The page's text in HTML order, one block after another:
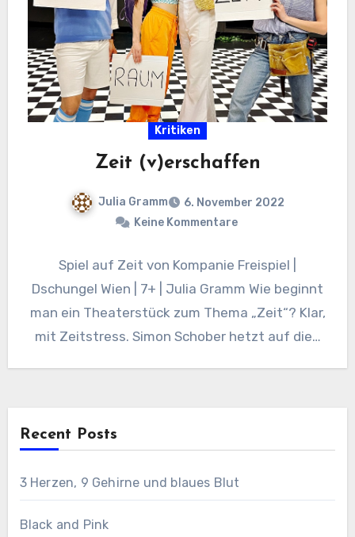
Kritiken
Zeit (v)erschaffen
Julia Gramm
6. November 2022
Keine Kommentare
Spiel auf Zeit von Kompanie Freispiel |
Dschungel Wien | 7+ | Julia Gramm Wie beginnt
man ein Theaterstück zum Thema „Zeit“? Klar,
mit Zeitstress. Simon Schober hetzt auf die…
Recent Posts
3 Herzen, 9 Gehirne und blaues Blut
Black and Pink